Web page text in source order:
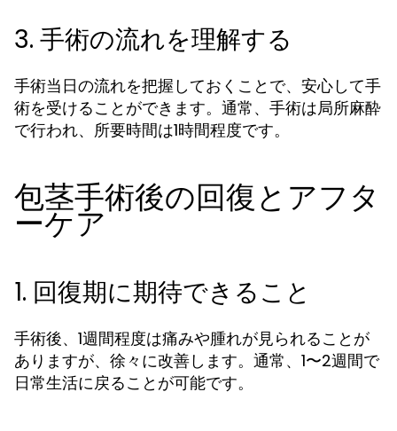
3. 手術の流れを理解する
手術当日の流れを把握しておくことで、安心して手
術を受けることができます。通常、手術は局所麻酔
で行われ、所要時間は1時間程度です。
包茎手術後の回復とアフタ
ーケア
1. 回復期に期待できること
手術後、1週間程度は痛みや腫れが見られることが
ありますが、徐々に改善します。通常、1〜2週間で
日常生活に戻ることが可能です。